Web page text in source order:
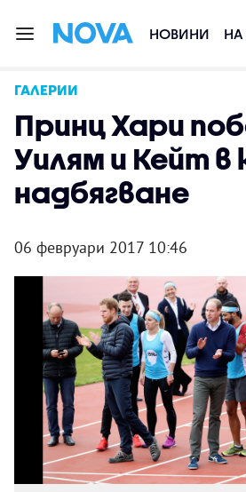
НОВИНИ
ГАЛЕРИИ
Принц Хари
Уилям и Кейт в
надбягване
06 февруари 2017 10:46